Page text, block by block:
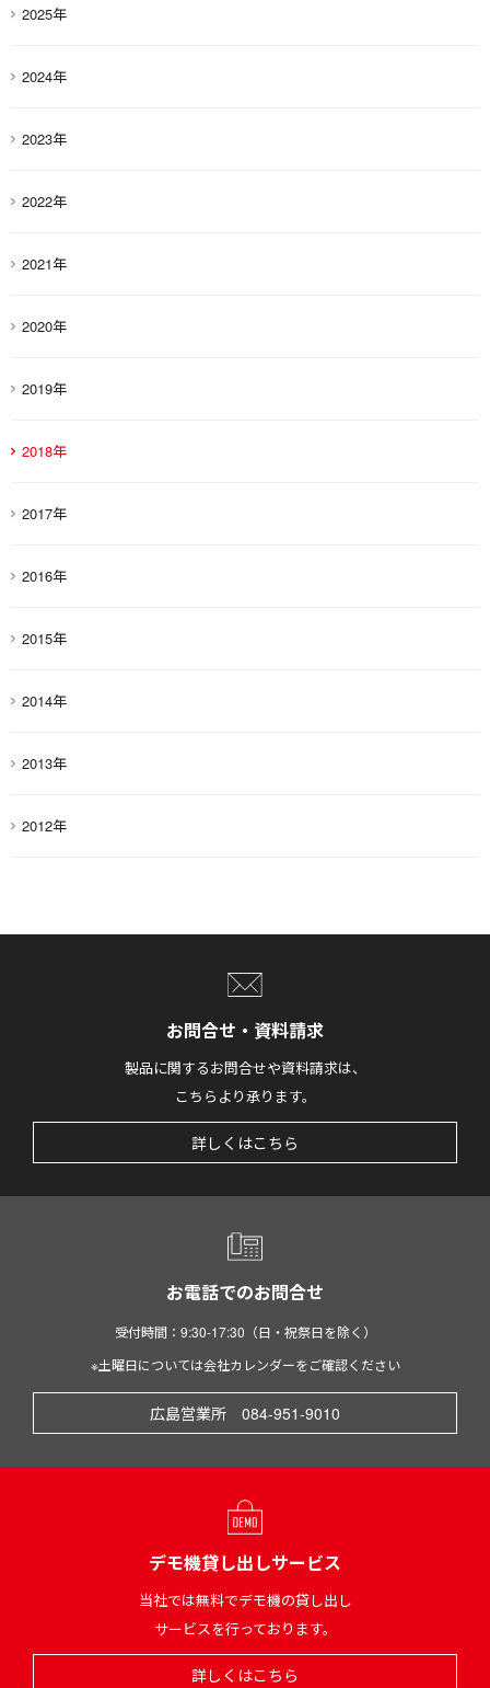
2025年
2024年
2023年
2022年
2021年
2020年
2019年
2018年
2017年
2016年
2015年
2014年
2013年
2012年
お問合せ・資料請求
製品に関するお問合せや資料請求は、
こちらより承ります。
詳しくはこちら
お電話でのお問合せ
受付時間：9:30-17:30（日・祝祭日を除く）
※土曜日については会社カレンダーをご確認ください
広島営業所 084-951-9010
デモ機貸し出しサービス
当社では無料でデモ機の貸し出し
サービスを行っております。
詳しくはこちら